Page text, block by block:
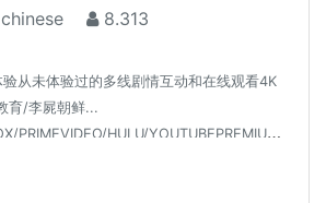
chinese
8.313
从未体验过的多线剧情互动和在线观看4K
育/李屍朝鲜...
...NETFLIX/HBO/FOX/PRIMEVIDEO/HULU/YOUTUBEPREMIUM/SPOTIFY/18+